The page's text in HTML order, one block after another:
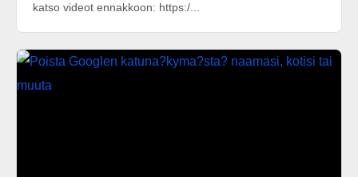
katso videot ennakkoon: https:/...